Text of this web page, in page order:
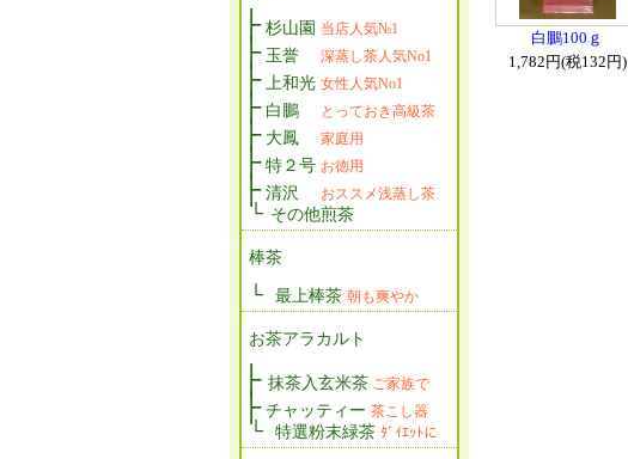
├杉山園 当店人気№1
├玉誉 深蒸し茶人気No1
├上和光 女性人気No1
├白鵬 とっておき高級茶
├大鳳 家庭用
├特２号 お徳用
├清沢 おススメ浅蒸し茶
└ その他煎茶
棒茶
└ 最上棒茶 朝も爽やか
お茶アラカルト
├ 抹茶入玄米茶 ご家族で
├チャッティー 茶こし器
└ 特選粉末緑茶 ﾀﾞｲｴｯﾄに
白鵬100ｇ
1,782円(税132円)